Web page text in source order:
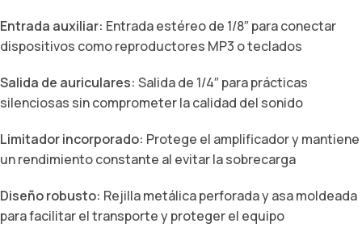
Entrada auxiliar: Entrada estéreo de 1/8″ para conectar
dispositivos como reproductores MP3 o teclados
Salida de auriculares: Salida de 1/4″ para prácticas
silenciosas sin comprometer la calidad del sonido
Limitador incorporado: Protege el amplificador y mantiene
un rendimiento constante al evitar la sobrecarga
Diseño robusto: Rejilla metálica perforada y asa moldeada
para facilitar el transporte y proteger el equipo